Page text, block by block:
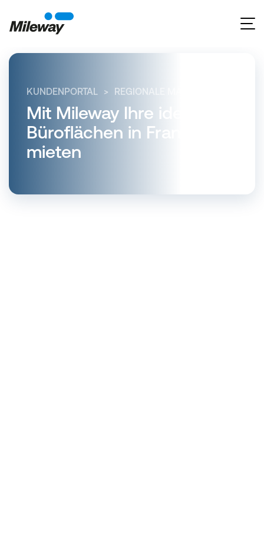
KUNDENPORTAL REGIONALE MÄRKTE
Mit Mileway Ihre ideale
Büroflächen in Frankfurt
mieten